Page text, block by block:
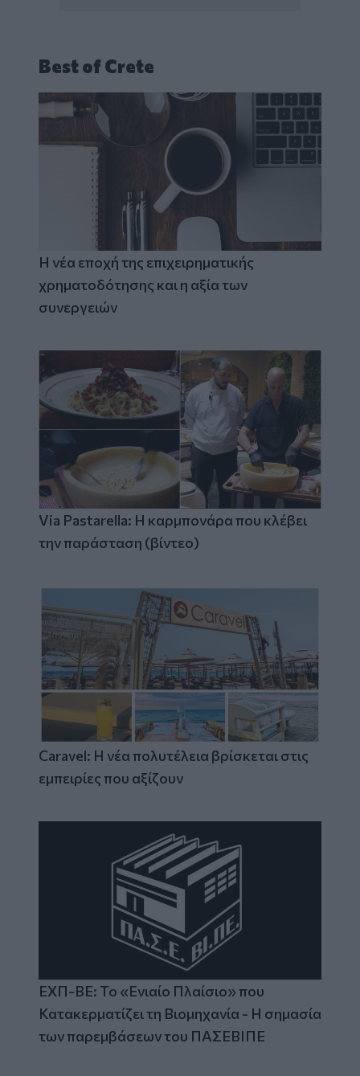
Best of Crete
Η νέα εποχή της επιχειρηματικής
χρηματοδότησης και η αξία των
συνεργειών
Via Pastarella: Η καρμπονάρα που κλέβει
την παράσταση (βίντεο)
Caravel: Η νέα πολυτέλεια βρίσκεται στις
εμπειρίες που αξίζουν
ΕΧΠ-ΒΕ: Το «Ενιαίο Πλαίσιο» που
Κατακερματίζει τη Βιομηχανία - Η σημασία
των παρεμβάσεων του ΠΑΣΕΒΙΠΕ